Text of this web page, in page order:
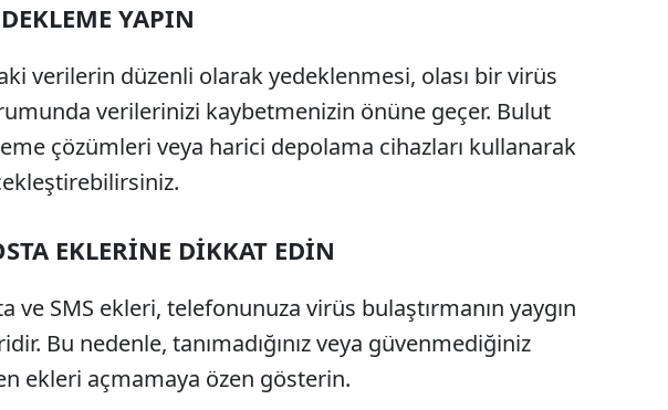
YAPIN
verilerin düzenli olarak yedeklenmesi, olası bir virüs
verilerinizi kaybetmenizin önüne geçer. Bulut
çözümleri veya harici depolama cihazları kullanarak
EKLERİNE DİKKAT EDİN
ve SMS ekleri, telefonunuza virüs bulaştırmanın yaygın
Bu nedenle, tanımadığınız veya güvenmediğiniz
ekleri açmamaya özen gösterin.